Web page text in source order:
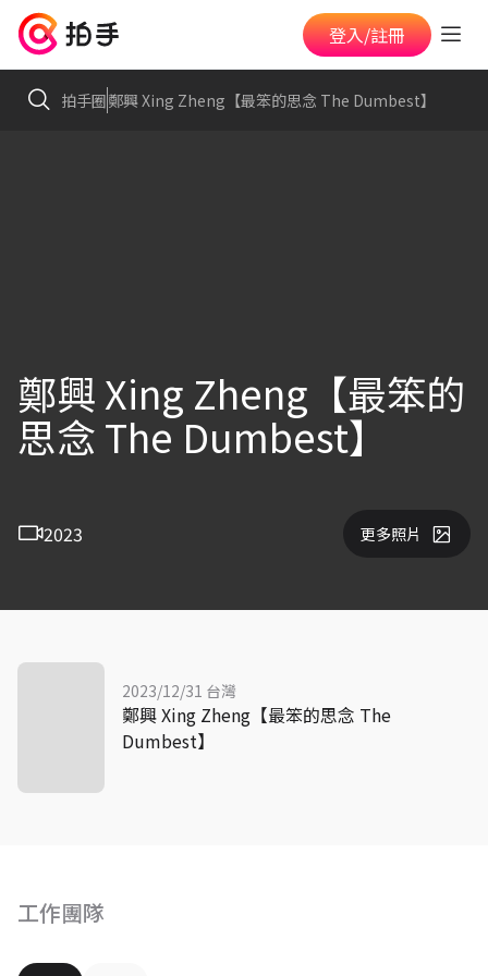
登入/註冊
拍手圈鄭興 Xing Zheng【最笨的思念 The Dumbest】
鄭興 Xing Zheng【最笨的
思念 The Dumbest】
2023 更多照片
工作團隊
2023/12/31 台灣
鄭興 Xing Zheng【最笨的思念 The
Dumbest】